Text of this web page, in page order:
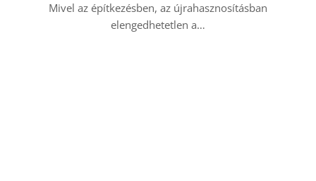
Mivel az építkezésben, az újrahasznosításban
elengedhetetlen a…